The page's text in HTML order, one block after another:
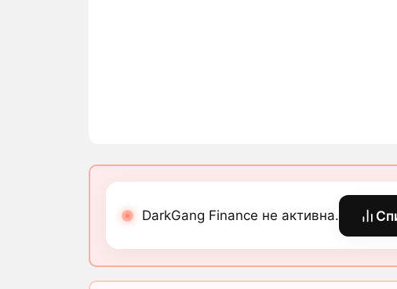
DarkGang Finance не активна.